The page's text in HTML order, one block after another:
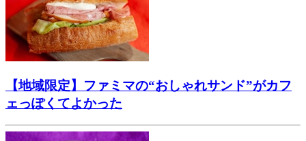
【地域限定】ファミマの“おしゃれサンド”がカフ
ェっぽくてよかった